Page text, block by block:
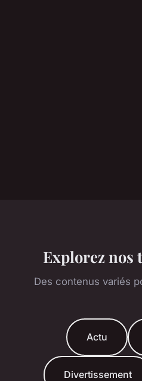
Explorez nos
Des contenus variés
Actu
Divertissement